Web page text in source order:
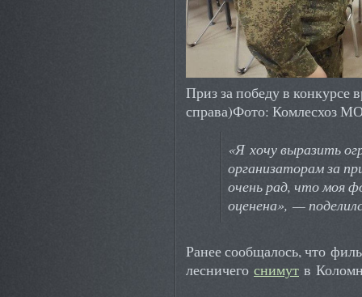
Приз за победу в
справа)Фото: Комлесхоз
«Я хочу выразить
организаторам за
очень рад, что моя
оценена», —
Ранее сообщалось, что
лесничего снимут в